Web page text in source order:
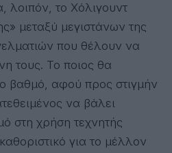
το Χόλιγουντ
μεταξύ μεγιστάνων της
που θέλουν να
τους. Το ποιος θα
βαθμό, αφού προς στιγμήν
να βάλει
στη χρήση τεχνητής
για το μέλλον